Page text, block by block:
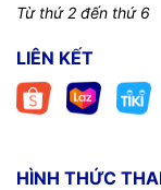
Từ thứ 2 đến thứ 6
LIÊN KẾT
HÌNH THỨC